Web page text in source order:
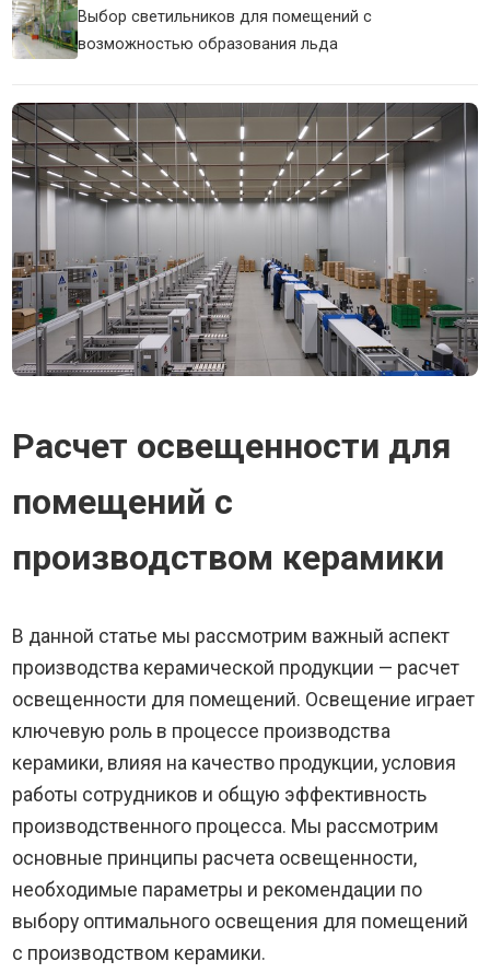
Выбор светильников для помещений с
возможностью образования льда
Расчет освещенности для
помещений с
производством керамики
В данной статье мы рассмотрим важный аспект
производства керамической продукции — расчет
освещенности для помещений. Освещение играет
ключевую роль в процессе производства
керамики, влияя на качество продукции, условия
работы сотрудников и общую эффективность
производственного процесса. Мы рассмотрим
основные принципы расчета освещенности,
необходимые параметры и рекомендации по
выбору оптимального освещения для помещений
с производством керамики.